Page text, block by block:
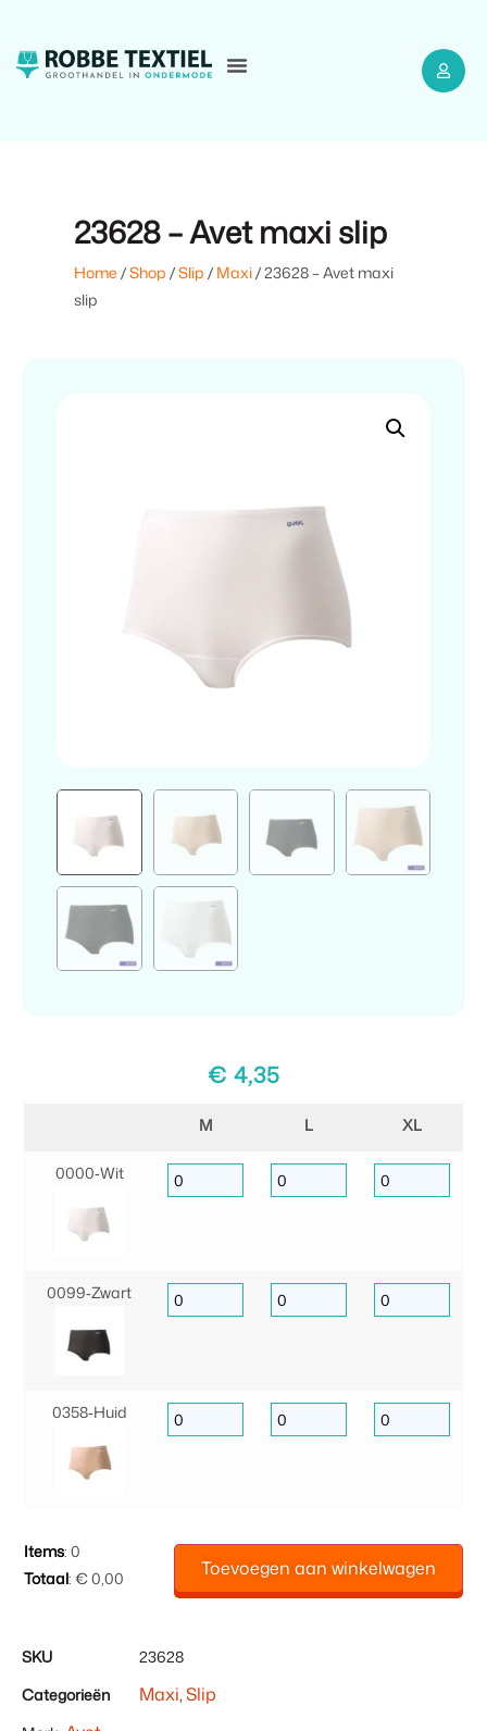
23628 – Avet maxi slip
Home /Shop /Slip / Maxi/ 23628 – Avet maxi
slip
€ 4,35
M L XL
0000‑Wit
0099‑Zwart
0358‑Huid
Items: 0
Totaal: € 0,00
Uw
Toevoegen aan winkelwagen
SKU
23628
Categorieën
Maxi, Slip